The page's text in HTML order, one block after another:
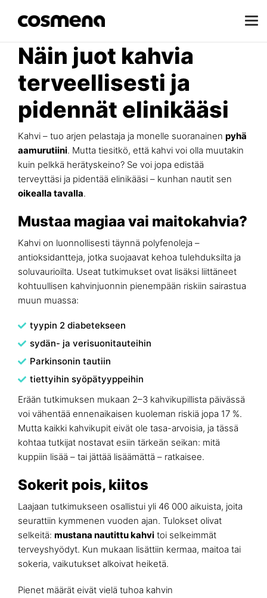
Näin juot kahvia
terveellisesti ja
pidennät elinikääsi
Kahvi – tuo arjen pelastaja ja monelle suoranainen pyhä
aamurutiini. Mutta tiesitkö, että kahvi voi olla muutakin
kuin pelkkä herätyskeino? Se voi jopa edistää
terveyttäsi ja pidentää elinikääsi – kunhan nautit sen
oikealla tavalla.
Mustaa magiaa vai maitokahvia?
Kahvi on luonnollisesti täynnä polyfenoleja –
antioksidantteja, jotka suojaavat kehoa tulehduksilta ja
soluvaurioilta. Useat tutkimukset ovat lisäksi liittäneet
kohtuullisen kahvinjuonnin pienempään riskiin sairastua
muun muassa:
tyypin 2 diabetekseen
sydän- ja verisuonitauteihin
Parkinsonin tautiin
tiettyihin syöpätyyppeihin
Erään tutkimuksen mukaan 2–3 kahvikupillista päivässä
voi vähentää ennenaikaisen kuoleman riskiä jopa 17 %.
Mutta kaikki kahvikupit eivät ole tasa-arvoisia, ja tässä
kohtaa tutkijat nostavat esiin tärkeän seikan: mitä
kuppiin lisää – tai jättää lisäämättä – ratkaisee.
Sokerit pois, kiitos
Laajaan tutkimukseen osallistui yli 46 000 aikuista, joita
seurattiin kymmenen vuoden ajan. Tulokset olivat
selkeitä: mustana nautittu kahvi toi selkeimmät
terveyshyödyt. Kun mukaan lisättiin kermaa, maitoa tai
sokeria, vaikutukset alkoivat heiketä.
Pienet määrät eivät vielä tuhoa kahvin